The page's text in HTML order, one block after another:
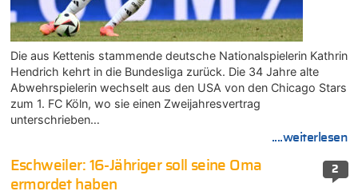
Die aus Kettenis stammende deutsche Nationalspielerin Kathrin
Hendrich kehrt in die Bundesliga zurück. Die 34 Jahre alte
Abwehrspielerin wechselt aus den USA von den Chicago Stars
zum 1. FC Köln, wo sie einen Zweijahresvertrag
unterschrieben…
....weiterlesen
2
Eschweiler: 16-Jähriger soll seine Oma
ermordet haben